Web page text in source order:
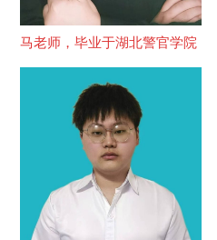
马老师，毕业于湖北警官学院